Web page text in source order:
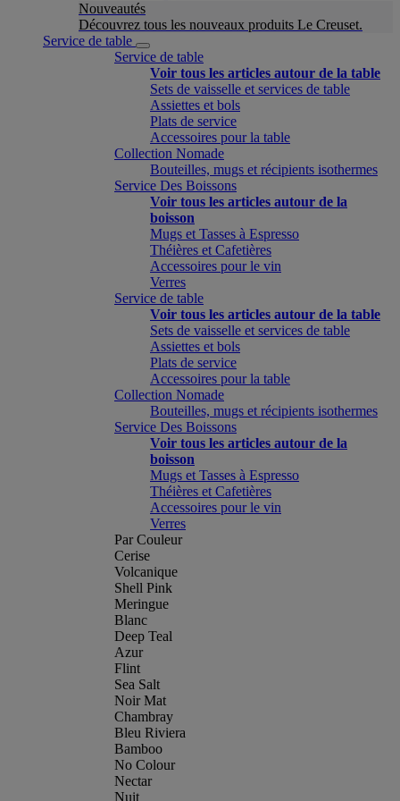
Nouveautés
Découvrez tous les nouveaux produits Le Creuset.
Service de table
Service de table
Voir tous les articles autour de la table
Sets de vaisselle et services de table
Assiettes et bols
Plats de service
Accessoires pour la table
Collection Nomade
Bouteilles, mugs et récipients isothermes
Service Des Boissons
Voir tous les articles autour de la
boisson
Mugs et Tasses à Espresso
Théières et Cafetières
Accessoires pour le vin
Verres
Service de table
Voir tous les articles autour de la table
Sets de vaisselle et services de table
Assiettes et bols
Plats de service
Accessoires pour la table
Collection Nomade
Bouteilles, mugs et récipients isothermes
Service Des Boissons
Voir tous les articles autour de la
boisson
Mugs et Tasses à Espresso
Théières et Cafetières
Accessoires pour le vin
Verres
Par Couleur
Cerise
Volcanique
Shell Pink
Meringue
Blanc
Deep Teal
Azur
Flint
Sea Salt
Noir Mat
Chambray
Bleu Riviera
Bamboo
No Colour
Nectar
Nuit